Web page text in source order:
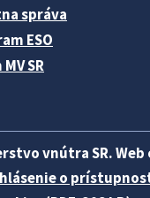
správa
ESO
SR
vnútra SR. Web
o